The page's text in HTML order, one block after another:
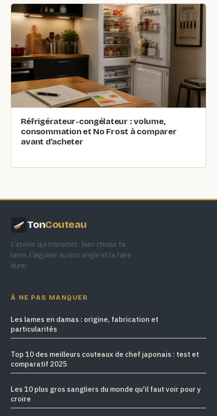
Réfrigérateur-congélateur : volume,
consommation et No Frost à comparer
avant d’acheter
TonCouteau
L'atelier qui transmet : bien choisir ta
lame, l'aiguiser au bon angle et la faire
durer.
À NE PAS MANQUER
Les lames en damas : origine, fabrication et
particularités
Top 10 des meilleurs couteaux de chef japonais : test et
comparatif 2025
Les 10 plus gros sangliers du monde qu'il faut voir pour y
croire